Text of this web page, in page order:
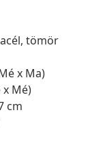
tömör
x Ma)
x Mé)
cm